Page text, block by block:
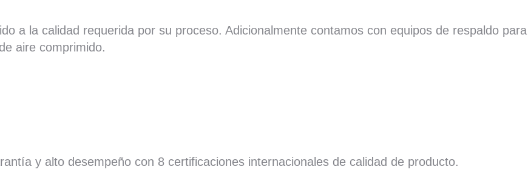
a la calidad requerida por su proceso. Adicionalmente contamos con equipos de respaldo para
aire comprimido.
y alto desempeño con 8 certificaciones internacionales de calidad de producto.